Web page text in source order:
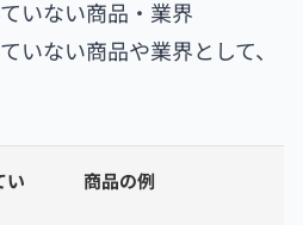
いない商品・業界
いない商品や業界として、
い
商品の例